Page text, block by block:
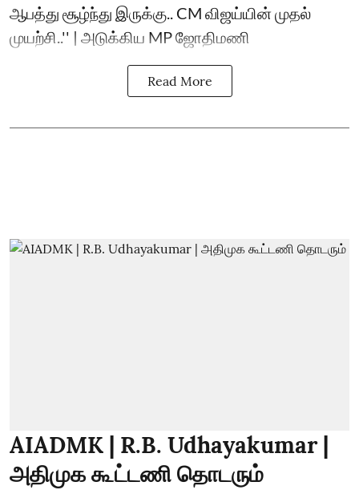
ஆபத்து சூழ்ந்து இருக்கு.. CM விஜய்யின் முதல்
முயற்சி..'' | அடுக்கிய MP ஜோதிமணி
Read More
AIADMK | R.B. Udhayakumar |
அதிமுக கூட்டணி தொடரும்